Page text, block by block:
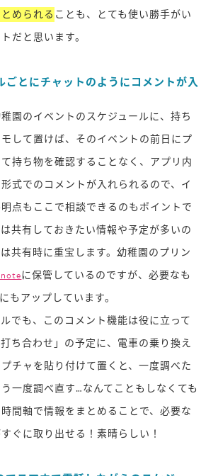
められる ことも、とても使い勝手がい
だと思います。
ごとにチャットのようにコメントが入
園のイベントのスケジュールに、持ち
して置けば、そのイベントの前日にプ
持ち物を確認することなく、アプリ内
式でのコメントが入れられるので、イ
点もここで相談できるのもポイントで
共有しておきたい情報や予定が多いの
共有時に重宝します。幼稚園のプリン
に保管しているのですが、必要なも
もアップしています。
でも、このコメント機能は役に立って
ち合わせ」の予定に、電車の乗り換え
チャを貼り付けて置くと、一度調べた
一度調べ直す…なんてこともしなくても
間軸で情報をまとめることで、必要な
ぐに取り出せる！素晴らしい！